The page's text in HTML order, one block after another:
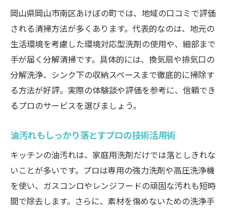
岡山県岡山市南区あけぼの町では、地域の口コミで評価
される清掃方法が多くあります。代表的なのは、地元の
生活環境を考慮した環境対応型洗剤の使用や、細部まで
手が届く分解清掃です。具体的には、換気扇や排気口の
分解洗浄、シンク下の収納スペースまで徹底的に掃除す
る方法が好評。実際の体験談や評価を参考に、信頼でき
るプロのサービスを選びましょう。
油汚れもしっかり落とすプロの技術活用術
キッチンの油汚れは、家庭用洗剤だけでは落としきれな
いことが多いです。プロは専用の強力洗剤や高圧洗浄機
を使い、ガスコンロやレンジフードの頑固な汚れも短時
間で除去します。さらに、素材を傷めないための洗浄手